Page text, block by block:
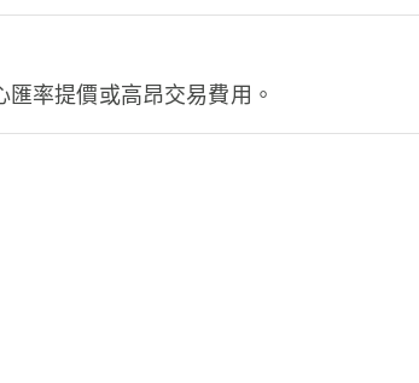
率提價或高昂交易費用。